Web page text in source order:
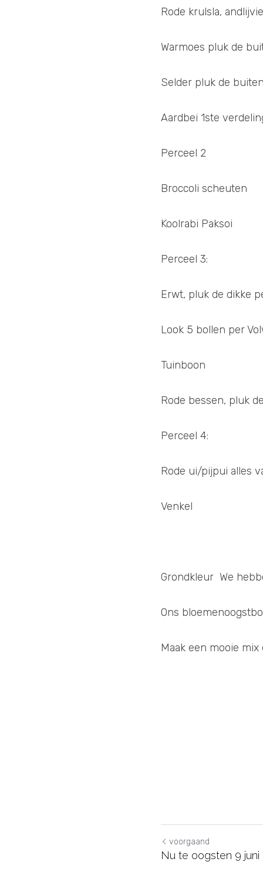
Rode krulsla, andlijvie
Warmoes pluk de
Selder pluk de
Aardbei 1ste
Perceel 2
Broccoli scheuten
Koolrabi Paksoi
Perceel 3:
Erwt, pluk de dikke
Look 5 bollen per
Tuinboon
Rode bessen, pluk
Perceel 4:
Rode ui/pijpui alles
Venkel
Grondkleur  We
Ons
Maak een mooie
voorgaand
Nu te oogsten 9 juni